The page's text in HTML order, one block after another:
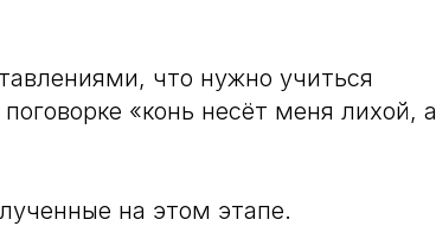
что нужно учиться
«конь несёт меня лихой, а
на этом этапе.